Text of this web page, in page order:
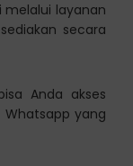
melalui layanan
secara
Anda akses
yang